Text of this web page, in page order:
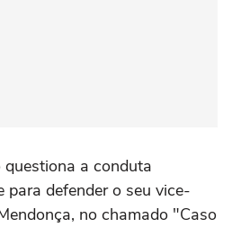
a conduta
para defender o seu vice-
no chamado "Caso